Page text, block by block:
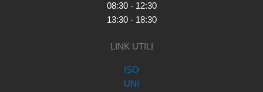
08:30 - 12:30
13:30 - 18:30
LINK UTILI
ISO
UNI